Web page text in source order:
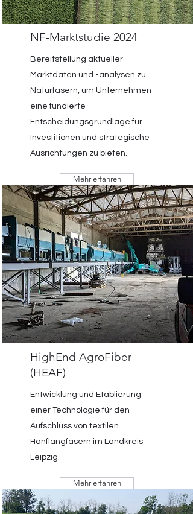
NF-Marktstudie 2024
Bereitstellung aktueller
Marktdaten und -analysen zu
Naturfasern, um Unternehmen
eine fundierte
Entscheidungsgrundlage für
Investitionen und strategische
Ausrichtungen zu bieten.
Mehr erfahren
HighEnd AgroFiber
(HEAF)
Entwicklung und Etablierung
einer Technologie für den
Aufschluss von textilen
Hanflangfasern im Landkreis
Leipzig.
Mehr erfahren